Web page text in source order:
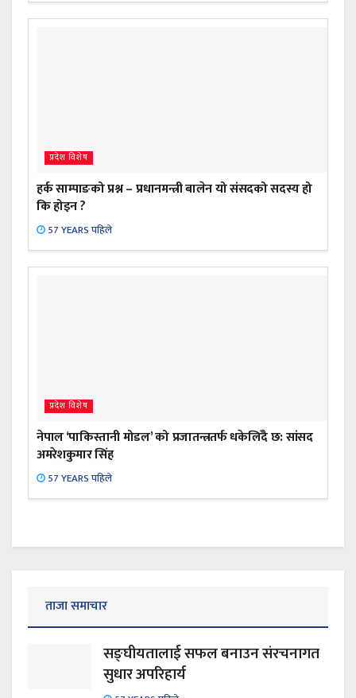
प्रदेश विशेष
हर्क साम्पाङको प्रश्न – प्रधानमन्त्री बालेन यो संसदको सदस्य हो
कि होइन ?
57 YEARS पहिले
प्रदेश विशेष
नेपाल ‘पाकिस्तानी मोडल’ को प्रजातन्त्रतर्फ धकेलिँदै छ: सांसद
अमरेशकुमार सिंह
57 YEARS पहिले
ताजा समाचार
सङ्घीयतालाई सफल बनाउन संरचनागत
सुधार अपरिहार्य